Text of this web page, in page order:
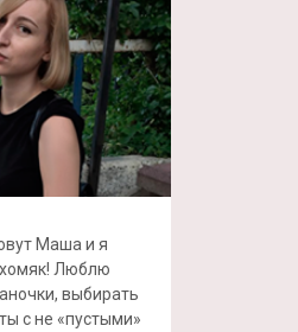
Маша и я
Люблю
выбирать
с не «пустыми»